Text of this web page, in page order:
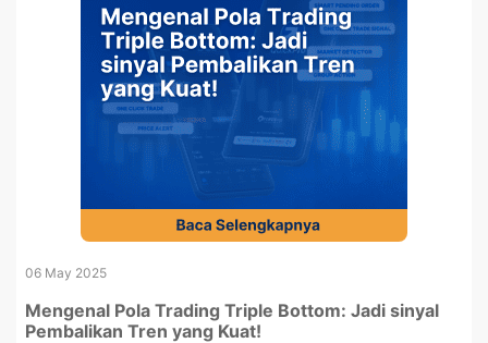
06 May 2025
Mengenal Pola Trading Triple Bottom: Jadi sinyal
Pembalikan Tren yang Kuat!